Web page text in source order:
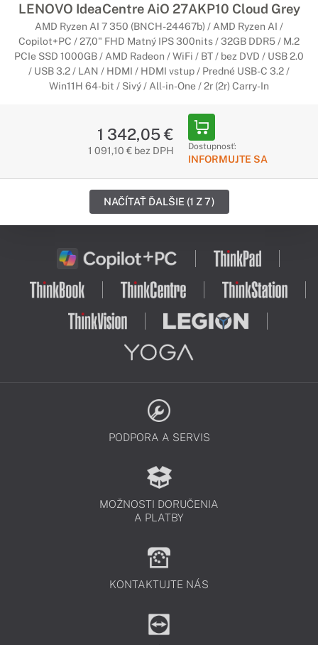
LENOVO IdeaCentre AiO 27AKP10 Cloud Grey
AMD Ryzen AI 7 350 (BNCH-24467b) / AMD Ryzen AI /
Copilot+PC / 27,0" FHD Matný IPS 300nits / 32GB DDR5 / M.2
PCIe SSD 1000GB / AMD Radeon / WiFi / BT / bez DVD / USB 2.0
/ USB 3.2 / LAN / HDMI / HDMI vstup / Predné USB-C 3.2 /
Win11H 64-bit / Sivý / All-in-One / 2r (2r) Carry-In
1 342,05 €
1 091,10 € bez DPH Dostupnosť:
INFORMUJTE SA
NAČÍTAŤ ĎALŠIE (1 Z 7)
PODPORA A SERVIS
MOŽNOSTI DORUČENIA
A PLATBY
KONTAKTUJTE NÁS